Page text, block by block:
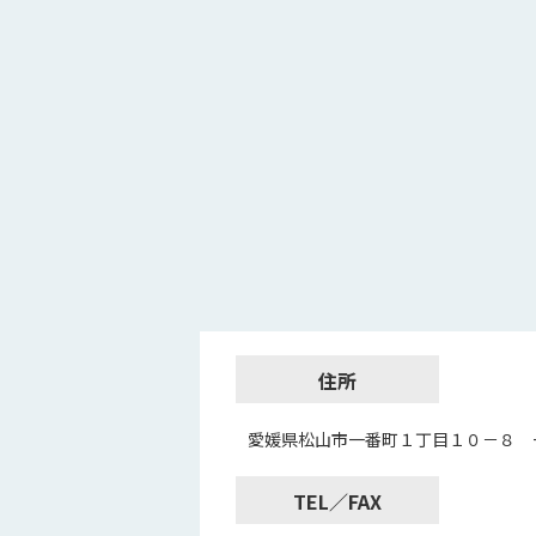
住所
愛媛県松山市一番町１丁目１０－８
TEL／FAX